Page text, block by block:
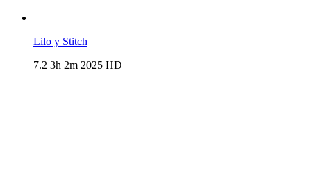
Lilo y Stitch
7.2 3h 2m 2025 HD